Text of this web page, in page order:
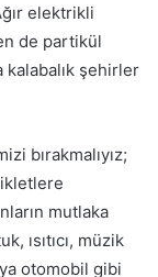
elektrikli
de partikül
kalabalık şehirler
bırakmalıyız;
mutlaka
ısıtıcı, müzik
otomobil gibi